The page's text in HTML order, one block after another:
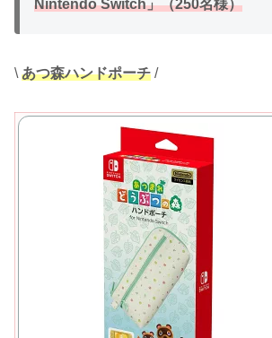
Nintendo Switch」（250名様）
\ あつ森ハンドポーチ /